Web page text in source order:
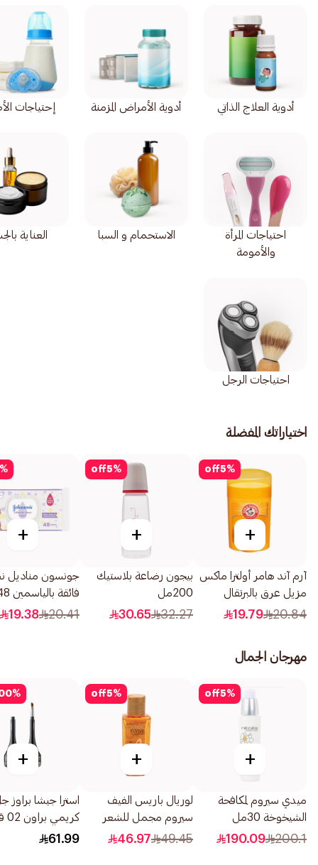
أدوية العلاج الذاتي أدوية الأمراض المزمنة إحتياجات
احتياجات المرأة
والأمومة
الاستحمام و السبا العناية
احتياجات الرجل
اختياراتك المفضلة
5%
off
+
آرم آند هامر أولترا ماكس
مزيل عرق بالبرتقال
28جرام
20.84
19.79
5%
off
+
بيجون رضاعة بلاستيك
200مل
32.27
30.65
%
+
جونسون مناديل
فائقة بالياسمين 48قطعة
20.41
19.38
مهرجان الجمال
5%
off
+
ميدي سيروم لمكافحة
الشيخوخة 30مل
200.1
190.09
5%
off
+
لوريال باريس الفيف
سيروم مجمل للشعر
وعلاج الجفاف الشديد
49.45
46.97
%
+
استرا جيشا براوز
واحدة
61.99